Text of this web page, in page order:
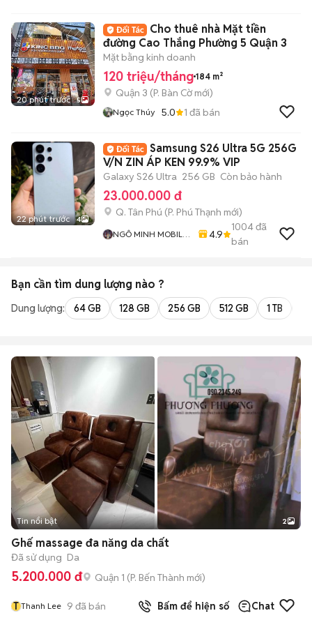
20 phút trước 5
Cho thuê nhà Mặt tiền
đường Cao Thắng Phường 5 Quận 3
Mặt bằng kinh doanh
120 triệu/tháng 184 m²
Quận 3 (P. Bàn Cờmới)
Ngọc Thúy 5.0 1 đã bán
22 phút trước 4
Samsung S26 Ultra 5G 256G
V/N ZIN ÁP KEN 99.9% VIP
Galaxy S26 Ultra 256 GB Còn bảo hành
23.000.000 đ
Q. Tân Phú (P. Phú Thạnh mới)
NGÔ MINH MOBILE
4.9
1004đã
bán
Bạn cần tìm dung lượng nào ?
Dung lượng: 64 GB 128 GB 256 GB 512 GB 1 TB
Tin nổi bật 2
Ghế massage đa năng da chất
Đã sử dụng Da
5.200.000 đ Quận 1 (P. Bến Thành mới)
T Thanh Lee 9 đã bán Bấm để hiện số Chat